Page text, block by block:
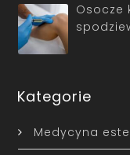
Osocze
Kategorie
Medycyna